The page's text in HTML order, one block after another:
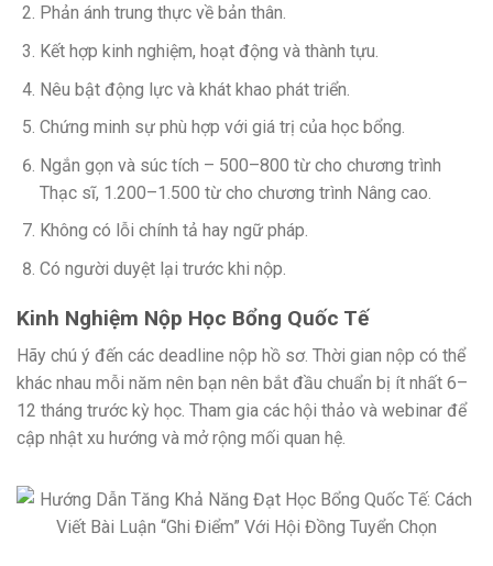
Phản ánh trung thực về bản thân.
Kết hợp kinh nghiệm, hoạt động và thành tựu.
Nêu bật động lực và khát khao phát triển.
Chứng minh sự phù hợp với giá trị của học bổng.
Ngắn gọn và súc tích – 500–800 từ cho chương trình
Thạc sĩ, 1.200–1.500 từ cho chương trình Nâng cao.
Không có lỗi chính tả hay ngữ pháp.
Có người duyệt lại trước khi nộp.
Kinh Nghiệm Nộp Học Bổng Quốc Tế
Hãy chú ý đến các deadline nộp hồ sơ. Thời gian nộp có thể
khác nhau mỗi năm nên bạn nên bắt đầu chuẩn bị ít nhất 6–
12 tháng trước kỳ học. Tham gia các hội thảo và webinar để
cập nhật xu hướng và mở rộng mối quan hệ.